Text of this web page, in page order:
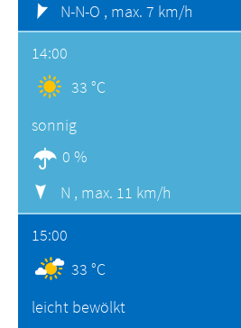
N-N-O , max. 7 km/h
14:00
33 °C
sonnig
0 %
N , max. 11 km/h
15:00
33 °C
leicht bewölkt